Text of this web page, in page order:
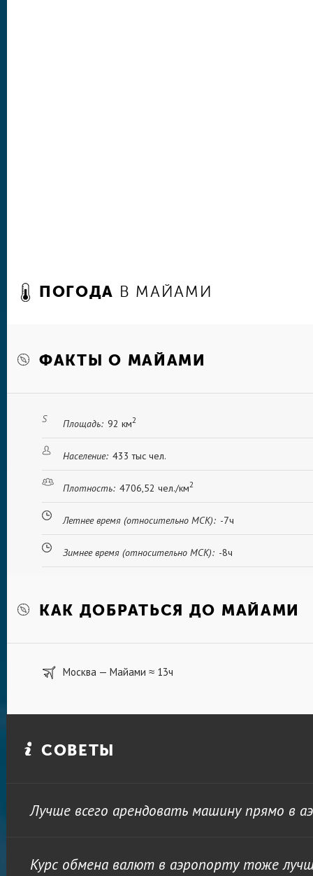
ПОГОДА В МАЙАМИ
ФАКТЫ О МАЙАМИ
Площадь: 92 км2
Население: 433 тыс чел.
Плотность: 4706,52 чел./км2
Летнее время (относительно МСК): -7ч
Зимнее время (относительно МСК): -8ч
КАК ДОБРАТЬСЯ ДО МАЙАМИ
Москва — Майами ≈ 13ч
СОВЕТЫ
Лучше всего арендовать машину прямо в
Курс обмена валют в аэропорту тоже